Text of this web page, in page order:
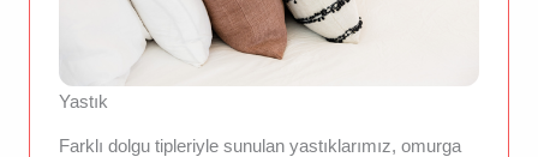
Yastık
Farklı dolgu tipleriyle sunulan yastıklarımız, omurga